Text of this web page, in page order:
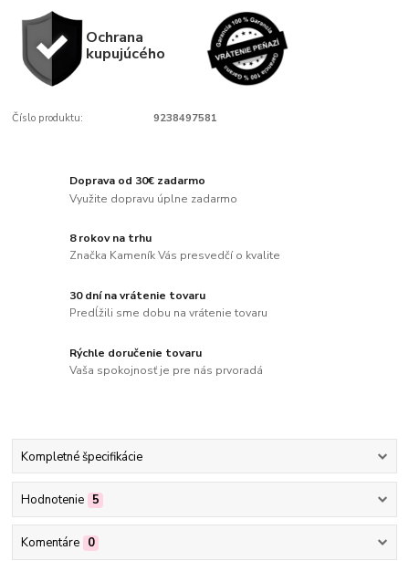
Ochrana
kupujúcého
Číslo produktu: 9238497581
Doprava od 30€ zadarmo
Využite dopravu úplne zadarmo
8 rokov na trhu
Značka Kameník Vás presvedčí o kvalite
30 dní na vrátenie tovaru
Predĺžili sme dobu na vrátenie tovaru
Rýchle doručenie tovaru
Vaša spokojnosť je pre nás prvoradá
Kompletné špecifikácie
Hodnotenie 5
Komentáre 0